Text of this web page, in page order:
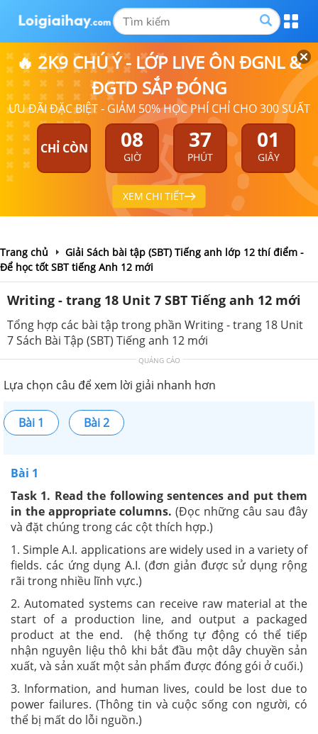
🔥 2K9 CHÚ Ý - LỚP LIVE ÔN ĐGNL &
ĐGTD SẮP ĐÓNG
ƯU ĐÃI ĐẶC BIỆT - GIẢM 50% HỌC PHÍ CHỈ CHO 300 SUẤT
CHỈ CÒN 08
GIỜ
37
PHÚT
01
GIÂY
XEM CHI TIẾT
Trang chủ
Giải Sách bài tập (SBT) Tiếng anh lớp 12 thí điểm -
Để học tốt SBT tiếng Anh 12 mới
Writing - trang 18 Unit 7 SBT Tiếng anh 12 mới
Tổng hợp các bài tập trong phần Writing - trang 18 Unit
7 Sách Bài Tập (SBT) Tiếng anh 12 mới
QUẢNG CÁO
Lựa chọn câu để xem lời giải nhanh hơn
Bài 1 Bài 2
Bài 1
Task 1. Read the following sentences and put them
in the appropriate columns. (Đọc những câu sau đây
và đặt chúng trong các cột thích hợp.)
1. Simple A.I. applications are widely used in a variety of
fields. các ứng dụng A.I. (đơn giản được sử dụng rộng
rãi trong nhiều lĩnh vực.)
2. Automated systems can receive raw material at the
start of a production line, and output a packaged
product at the end. (hệ thống tự động có thểtiếp
nhận nguyên liệu thô khi bắt đầu một dây chuyền sản
xuất, và sản xuất mộtsản phẩm được đóng gói ở cuối.)
3. Information, and human lives, could be lost due to
power failures. (Thông tin và cuộc sống con người, có
thể bị mất do lỗi nguồn.)